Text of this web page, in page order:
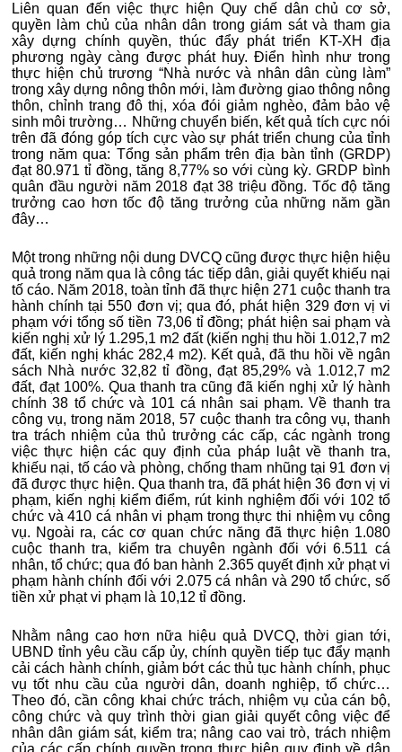
Liên quan đến việc thực hiện Quy chế dân chủ cơ sở,
quyền làm chủ của nhân dân trong giám sát và tham gia
xây dựng chính quyền, thúc đẩy phát triển KT-XH địa
phương ngày càng được phát huy. Điển hình như trong
thực hiện chủ trương “Nhà nước và nhân dân cùng làm”
trong xây dựng nông thôn mới, làm đường giao thông nông
thôn, chỉnh trang đô thị, xóa đói giảm nghèo, đảm bảo vệ
sinh môi trường… Những chuyển biến, kết quả tích cực nói
trên đã đóng góp tích cực vào sự phát triển chung của tỉnh
trong năm qua: Tổng sản phẩm trên địa bàn tỉnh (GRDP)
đạt 80.971 tỉ đồng, tăng 8,77% so với cùng kỳ. GRDP bình
quân đầu người năm 2018 đạt 38 triệu đồng. Tốc độ tăng
trưởng cao hơn tốc độ tăng trưởng của những năm gần
đây…
Một trong những nội dung DVCQ cũng được thực hiện hiệu
quả trong năm qua là công tác tiếp dân, giải quyết khiếu nại
tố cáo. Năm 2018, toàn tỉnh đã thực hiện 271 cuộc thanh tra
hành chính tại 550 đơn vị; qua đó, phát hiện 329 đơn vị vi
phạm với tổng số tiền 73,06 tỉ đồng; phát hiện sai phạm và
kiến nghị xử lý 1.295,1 m2 đất (kiến nghị thu hồi 1.012,7 m2
đất, kiến nghị khác 282,4 m2). Kết quả, đã thu hồi về ngân
sách Nhà nước 32,82 tỉ đồng, đạt 85,29% và 1.012,7 m2
đất, đạt 100%. Qua thanh tra cũng đã kiến nghị xử lý hành
chính 38 tổ chức và 101 cá nhân sai phạm. Về thanh tra
công vụ, trong năm 2018, 57 cuộc thanh tra công vụ, thanh
tra trách nhiệm của thủ trưởng các cấp, các ngành trong
việc thực hiện các quy định của pháp luật về thanh tra,
khiếu nại, tố cáo và phòng, chống tham nhũng tại 91 đơn vị
đã được thực hiện. Qua thanh tra, đã phát hiện 36 đơn vị vi
phạm, kiến nghị kiểm điểm, rút kinh nghiệm đối với 102 tổ
chức và 410 cá nhân vi phạm trong thực thi nhiệm vụ công
vụ. Ngoài ra, các cơ quan chức năng đã thực hiện 1.080
cuộc thanh tra, kiểm tra chuyên ngành đối với 6.511 cá
nhân, tổ chức; qua đó ban hành 2.365 quyết định xử phạt vi
phạm hành chính đối với 2.075 cá nhân và 290 tổ chức, số
tiền xử phạt vi phạm là 10,12 tỉ đồng.
Nhằm nâng cao hơn nữa hiệu quả DVCQ, thời gian tới,
UBND tỉnh yêu cầu cấp ủy, chính quyền tiếp tục đẩy mạnh
cải cách hành chính, giảm bớt các thủ tục hành chính, phục
vụ tốt nhu cầu của người dân, doanh nghiệp, tổ chức…
Theo đó, cần công khai chức trách, nhiệm vụ của cán bộ,
công chức và quy trình thời gian giải quyết công việc để
nhân dân giám sát, kiểm tra; nâng cao vai trò, trách nhiệm
của các cấp chính quyền trong thực hiện quy định về dân